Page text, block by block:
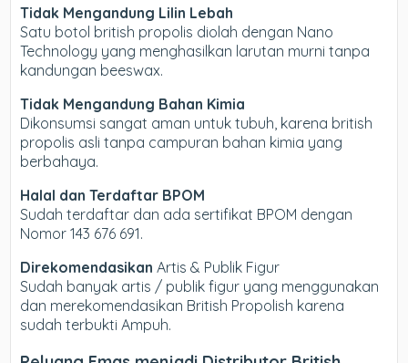
Tidak Mengandung Lilin Lebah
Satu botol british propolis diolah dengan Nano
Technology yang menghasilkan larutan murni tanpa
kandungan beeswax.
Tidak Mengandung Bahan Kimia
Dikonsumsi sangat aman untuk tubuh, karena british
propolis asli tanpa campuran bahan kimia yang
berbahaya.
Halal dan Terdaftar BPOM
Sudah terdaftar dan ada sertifikat BPOM dengan
Nomor 143 676 691.
Direkomendasikan Artis & Publik Figur
Sudah banyak artis / publik figur yang menggunakan
dan merekomendasikan British Propolish karena
sudah terbukti Ampuh.